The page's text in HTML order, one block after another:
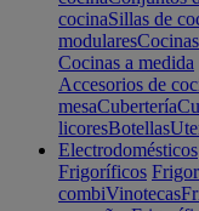
cocinaSillas de
modulares
Cocinas a medida
Accesorios de
mesaCubertería
licoresBotellas
Electrodomésticos
Frigoríficos
combiVinotecas